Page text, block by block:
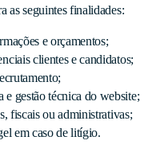
as seguintes finalidades:
e orçamentos;
clientes e candidatos;
e gestão técnica do website;
fiscais ou administrativas;
em caso de litígio.